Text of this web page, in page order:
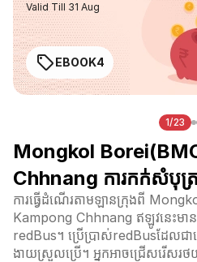
Valid Till 31 Aug
EBOOK4
1/23
Mongkol
Chhnang ការកក់សំបុ
ការធ្វើដំណើរតាមឡានក្រុងពី
Kampong Chhnang ឥឡូវនេះម
redBus។ ប្រើប្រាស់redBusដែលជា
ងាយស្រួលប្រើ។ អ្នកអាចជ្រើសរើសរ